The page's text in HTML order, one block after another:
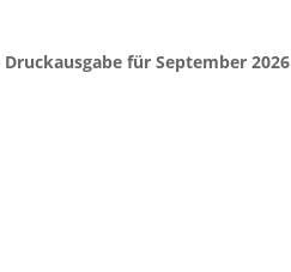
Druckausgabe für September 2026